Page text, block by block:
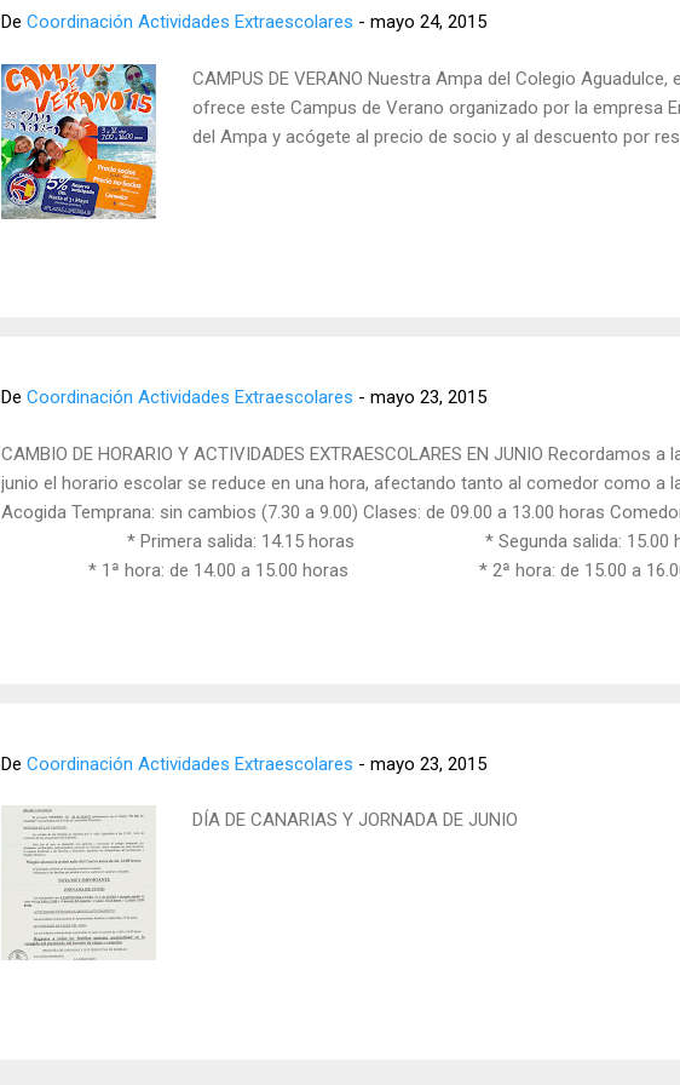
De Coordinación Actividades Extraescolares - mayo 24, 2015
CAMPUS DE VERANO Nuestra Ampa del Colegio
ofrece este Campus de Verano organizado por la empresa
del Ampa y acógete al precio de socio y al descuento por
De Coordinación Actividades Extraescolares - mayo 23, 2015
CAMBIO DE HORARIO Y ACTIVIDADES EXTRAESCOLARES EN JUNIO Recordamos
junio el horario escolar se reduce en una hora, afectando tanto al comedor como a
Acogida Temprana: sin cambios (7.30 a 9.00) Clases: de 09.00 a 13.00 horas
* Primera salida: 14.15 horas * Segunda salida: 15.00 horas
* 1ª hora: de 14.00 a 15.00 horas * 2ª hora: de 15.00 a 16.00
De Coordinación Actividades Extraescolares - mayo 23, 2015
DÍA DE CANARIAS Y JORNADA DE JUNIO